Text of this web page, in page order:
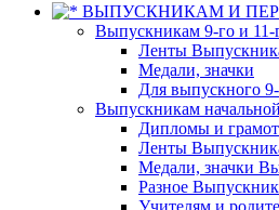
ВЫПУСКНИКАМ И
Выпускникам 9-го и 11-
Ленты
Медали, значки
Для выпускного
Выпускникам
Дипломы и
Ленты
Медали, значки
Разное
Учителям и